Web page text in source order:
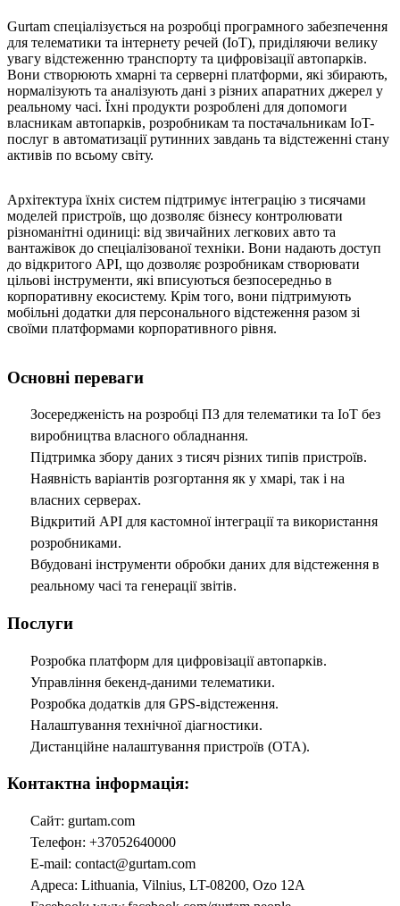
Gurtam спеціалізується на розробці програмного забезпечення
для телематики та інтернету речей (IoT), приділяючи велику
увагу відстеженню транспорту та цифровізації автопарків.
Вони створюють хмарні та серверні платформи, які збирають,
нормалізують та аналізують дані з різних апаратних джерел у
реальному часі. Їхні продукти розроблені для допомоги
власникам автопарків, розробникам та постачальникам IoT-
послуг в автоматизації рутинних завдань та відстеженні стану
активів по всьому світу.
Архітектура їхніх систем підтримує інтеграцію з тисячами
моделей пристроїв, що дозволяє бізнесу контролювати
різноманітні одиниці: від звичайних легкових авто та
вантажівок до спеціалізованої техніки. Вони надають доступ
до відкритого API, що дозволяє розробникам створювати
цільові інструменти, які вписуються безпосередньо в
корпоративну екосистему. Крім того, вони підтримують
мобільні додатки для персонального відстеження разом зі
своїми платформами корпоративного рівня.
Основні переваги
Зосередженість на розробці ПЗ для телематики та IoT без
виробництва власного обладнання.
Підтримка збору даних з тисяч різних типів пристроїв.
Наявність варіантів розгортання як у хмарі, так і на
власних серверах.
Відкритий API для кастомної інтеграції та використання
розробниками.
Вбудовані інструменти обробки даних для відстеження в
реальному часі та генерації звітів.
Послуги
Розробка платформ для цифровізації автопарків.
Управління бекенд-даними телематики.
Розробка додатків для GPS-відстеження.
Налаштування технічної діагностики.
Дистанційне налаштування пристроїв (OTA).
Контактна інформація:
Сайт: gurtam.com
Телефон: +37052640000
E-mail: contact@gurtam.com
Адреса: Lithuania, Vilnius, LT-08200, Ozo 12A